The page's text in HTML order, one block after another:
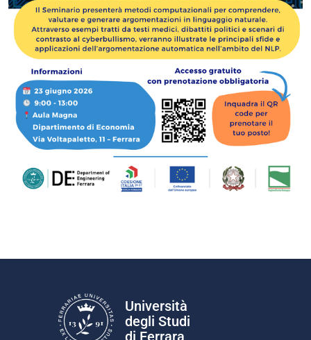
Università
degli Studi
di Ferrara